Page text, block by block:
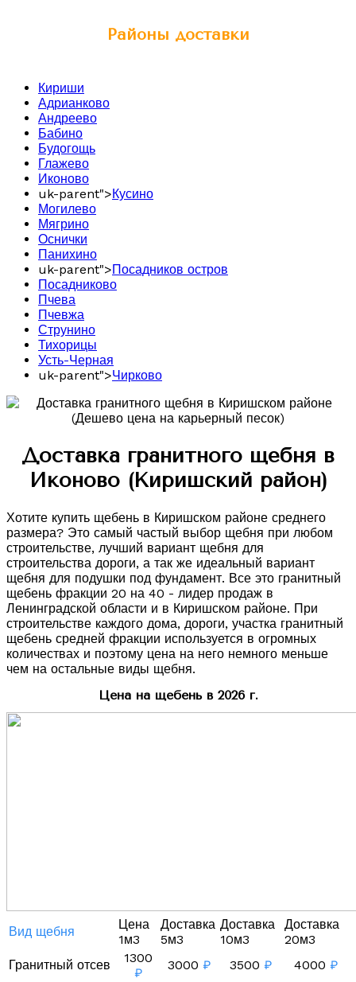
Районы доставки
Кириши
Адрианково
Андреево
Бабино
Будогощь
Глажево
Иконово
uk-parent">Кусино
Могилево
Мягрино
Оснички
Панихино
uk-parent">Посадников остров
Посадниково
Пчева
Пчевжа
Струнино
Тихорицы
Усть-Черная
uk-parent">Чирково
Доставка гранитного щебня в
Иконово (Киришский район)
Хотите купить щебень в Киришском районе среднего
размера? Это самый частый выбор щебня при любом
строительстве, лучший вариант щебня для
строительства дороги, а так же идеальный вариант
щебня для подушки под фундамент. Все это гранитный
щебень фракции 20 на 40 - лидер продаж в
Ленинградской области и в Киришском районе. При
строительстве каждого дома, дороги, участка гранитный
щебень средней фракции используется в огромных
количествах и поэтому цена на него немного меньше
чем на остальные виды щебня.
Цена на щебень в 2026 г.
Вид щебня
Цена
1м3
Доставка
5м3
Доставка
10м3
Доставка
20м3
Гранитный отсев
1300
₽
3000 ₽ 3500 ₽ 4000 ₽